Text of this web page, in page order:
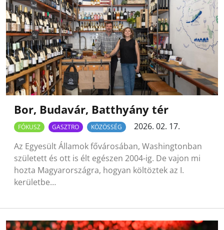
Bor, Budavár, Batthyány tér
FÓKUSZ GASZTRO KÖZÖSSÉG
2026. 02. 17.
Az Egyesült Államok fővárosában, Washingtonban
született és ott is élt egészen 2004-ig. De vajon mi
hozta Magyarországra, hogyan költöztek az I.
kerületbe…